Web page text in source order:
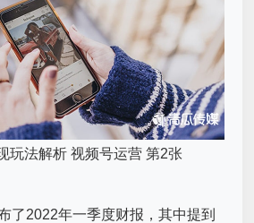
了2022年一季度财报，其中提到